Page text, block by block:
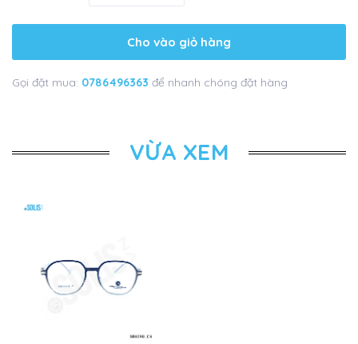
Cho vào giỏ hàng
Gọi đặt mua: 0786496363 để nhanh chóng đặt hàng
VỪA XEM